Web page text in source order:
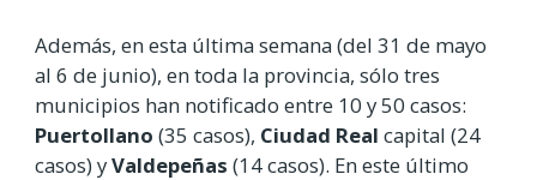
Además, en esta última semana (del 31 de mayo
al 6 de junio), en toda la provincia, sólo tres
municipios han notificado entre 10 y 50 casos:
Puertollano (35 casos), Ciudad Real capital (24
casos) yValdepeñas (14 casos). En este último